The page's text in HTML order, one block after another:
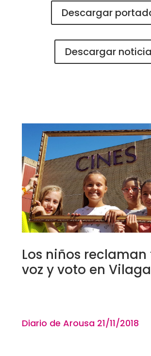
Descargar
Descargar noticia
Los niños reclaman
voz y voto en
Diario de Arousa 21/11/